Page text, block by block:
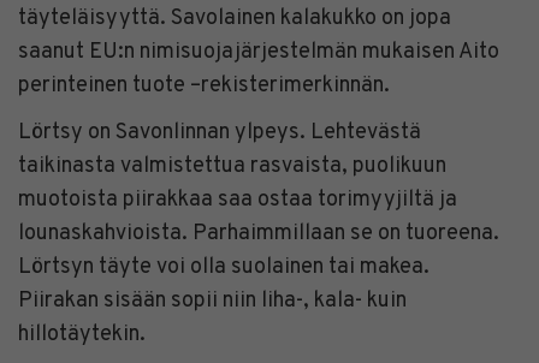
täyteläisyyttä. Savolainen kalakukko on jopa
saanut EU:n nimisuojajärjestelmän mukaisen Aito
perinteinen tuote –rekisterimerkinnän.
Lörtsy on Savonlinnan ylpeys. Lehtevästä
taikinasta valmistettua rasvaista, puolikuun
muotoista piirakkaa saa ostaa torimyyjiltä ja
lounaskahvioista. Parhaimmillaan se on tuoreena.
Lörtsyn täyte voi olla suolainen tai makea.
Piirakan sisään sopii niin liha-, kala- kuin
hillotäytekin.